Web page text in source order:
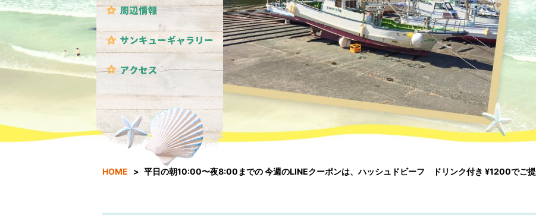
HOME 平日の朝10:00〜夜8:00までの 今週のLINEクーポンは、ハッシュドビーフ ドリンク付き ¥1200でご提